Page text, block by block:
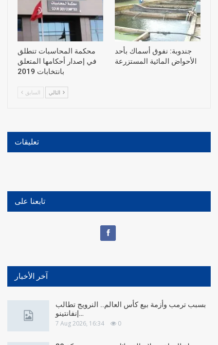
محكمة المحاسبات تنطلق
في إصدار أحكامها المتعلق
بانتخابات 2019
جندوبة: نفوق أسماك بأحد
الأحواض المائية المستزرعة
السابق
تعليقات
تابعنا على
آخر الأخبار
بسبب ترمب وأزمة بيع كأس العالم.. النرويج تطالب
إنفانتينو…
7 Aug 2026, 16:34 0